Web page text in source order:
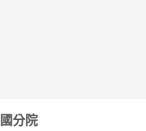
分院